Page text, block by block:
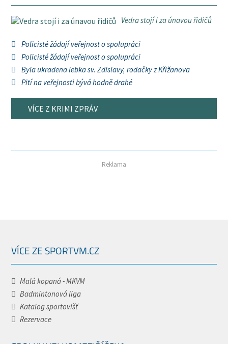
Vedra stojí i za únavou řidičů
Policisté žádají veřejnost o spolupráci
Policisté žádají veřejnost o spolupráci
Byla ukradena lebka sv. Zdislavy, rodačky z Křižanova
Pití na veřejnosti bývá hodně drahé
VÍCE Z KRIMI ZPRÁV
Reklama
VÍCE ZE SPORTVM.CZ
Malá kopaná - MKVM
Badmintonová liga
Katalog sportovišť
Rezervace